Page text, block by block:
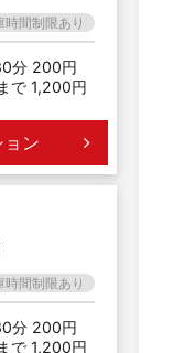
時間制限あり
分 200円
で 1,200円
ン
時間制限あり
分 200円
で 1,200円